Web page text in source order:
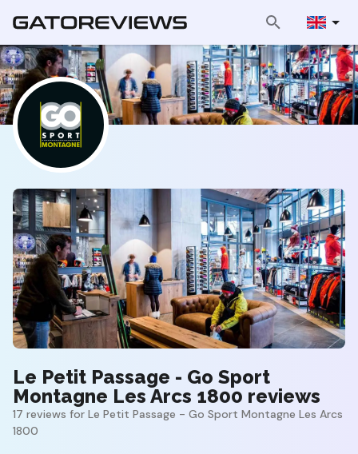
Le Petit Passage - Go Sport
Montagne Les Arcs 1800 reviews
17 reviews for Le Petit Passage - Go Sport Montagne Les Arcs
1800